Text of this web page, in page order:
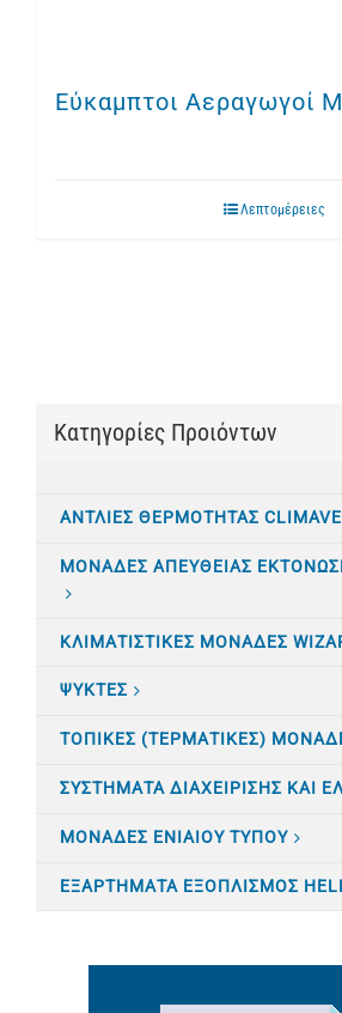
Εύκαμπτοι Αεραγωγοί
Λεπτομέρειες
Κατηγορίες Προιόντων
ΑΝΤΛΙΕΣ ΘΕΡΜΟΤΗΤΑΣ
ΜΟΝΑΔΕΣ ΑΠΕΥΘΕΙΑΣ
ΚΛΙΜΑΤΙΣTΙΚΕΣ ΜΟΝΑΔΕΣ
ΨΥΚΤΕΣ
ΤΟΠΙΚΕΣ (ΤΕΡΜΑΤΙΚΕΣ)
ΣΥΣΤΗΜΑΤΑ ΔΙΑΧΕΙΡΙΣΗΣ ΚΑΙ
ΜΟΝΑΔΕΣ ΕΝΙΑΙΟΥ ΤΥΠΟΥ
ΕΞΑΡΤΗΜΑΤΑ ΕΞΟΠΛΙΣΜΟΣ